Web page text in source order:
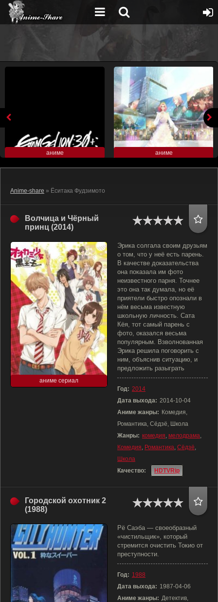
аниме аниме
Anime-share » Ёситака Фудзимото
Волчица и Чёрный
принц (2014)
аниме сериал
Эрика солгала своим друзьям
о том, что у неё есть парень.
В качестве доказательства
она показала им фото
неизвестного парня. Точнее
это она так думала, но её
приятели быстро опознали в
нём весьма известную
школьную личность. Сата
Кёя, тот самый парень с
фото, оказался весьма
популярным. Взволнованная
Эрика решила поговорить с
ним, объяснив ситуацию, и
предложить разыграть
Год: 2014
Дата выхода: 2014-10-04
Аниме жанры: Комедия,
Романтика, Сёдзё, Школа
Жанры: комедия, мелодрама,
Комедия, Романтика, Сёдзё,
Школа
Качество:
HDTVRip
Городской охотник 2
(1988)
Рё Саэба — своеобразный
«чистильщик», который
стремится очистить Токио от
преступности.
Год: 1988
Дата выхода: 1987-04-06
Аниме жанры: Детектив,